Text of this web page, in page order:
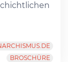
BROSCHÜRE